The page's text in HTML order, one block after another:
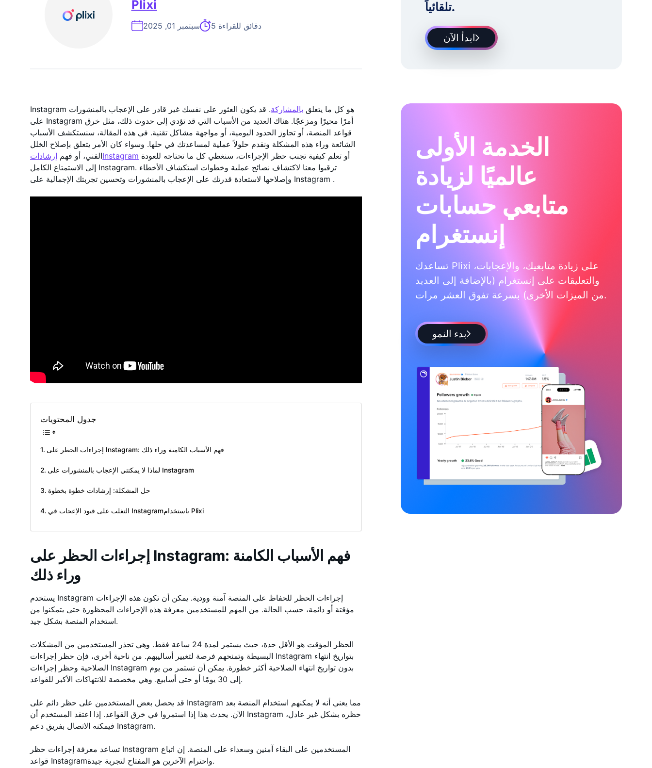
Plixi
سبتمبر 01, 2025 5 دقائق للقراءة
تلقائياً.
ابدأ الآن
Instagram هو كل ما يتعلق بالمشاركة. قد يكون العثور على نفسك غير قادر على الإعجاب بالمنشورات
على Instagram أمرًا محيرًا ومزعجًا. هناك العديد من الأسباب التي قد تؤدي إلى حدوث ذلك، مثل خرق
قواعد المنصة، أو تجاوز الحدود اليومية، أو مواجهة مشاكل تقنية. في هذه المقالة، سنستكشف الأسباب
الشائعة وراء هذه المشكلة ونقدم حلولاً عملية لمساعدتك في حلها. وسواء كان الأمر يتعلق بإصلاح الخلل
الفني، أو فهمإرشاداتInstagram
إلى الاستمتاع الكامل Instagram. ترقبوا معنا لاكتشاف نصائح عملية وخطوات استكشاف الأخطاء
وإصلاحها لاستعادة قدرتك على الإعجاب بالمنشورات وتحسين تجربتك الإجمالية على Instagram .
جدول المحتويات
إجراءات الحظر على Instagram: فهم الأسباب الكامنة وراء ذلك
لماذا لا يمكنني الإعجاب بالمنشورات على Instagram
حل المشكلة: إرشادات خطوة بخطوة
التغلب على قيود الإعجاب في Instagramباستخدام Plixi
إجراءات الحظر على Instagram: فهم الأسباب الكامنة
وراء ذلك
يستخدم Instagram إجراءات الحظر للحفاظ على المنصة آمنة وودية. يمكن أن تكون هذه الإجراءات
مؤقتة أو دائمة، حسب الحالة. من المهم للمستخدمين معرفة هذه الإجراءات المحظورة حتى يتمكنوا من
استخدام المنصة بشكل جيد.
الحظر المؤقت هو الأقل حدة، حيث يستمر لمدة 24 ساعة فقط. وهي تحذر المستخدمين من المشكلات
البسيطة وتمنحهم فرصة لتغيير أساليبهم. من ناحية أخرى، فإن حظر إجراءات Instagram بتواريخ انتهاء
الصلاحية وحظر إجراءات Instagram بدون تواريخ انتهاء الصلاحية أكثر خطورة. يمكن أن تستمر من يوم
إلى 30 يومًا أو حتى أسابيع. وهي مخصصة للانتهاكات الأكبر للقواعد.
قد يحصل بعض المستخدمين على حظر دائم على Instagram مما يعني أنه لا يمكنهم استخدام المنصة بعد
الآن. يحدث هذا إذا استمروا في خرق القواعد. إذا اعتقد المستخدم أن Instagram حظره بشكل غير عادل،
فيمكنه الاتصال بفريق دعم Instagram.
تساعد معرفة إجراءات حظر Instagram المستخدمين على البقاء آمنين وسعداء على المنصة. إن اتباع
قواعد Instagramواحترام الآخرين هو المفتاح لتجربة جيدة.
الخدمة الأولى
عالميًا لزيادة
متابعي حسابات
إنستغرام
تساعدك Plixi على زيادة متابعيك، والإعجابات،
والتعليقات على إنستغرام (بالإضافة إلى العديد
من الميزات الأخرى) بسرعة تفوق العشر مرات.
بدء النمو